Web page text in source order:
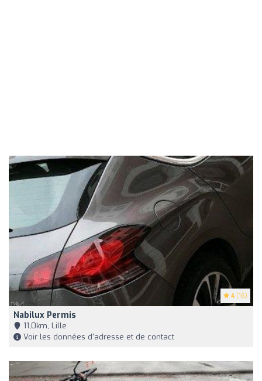
4 (16)
Nabilux Permis
11,0km, Lille
Voir les données d'adresse et de contact